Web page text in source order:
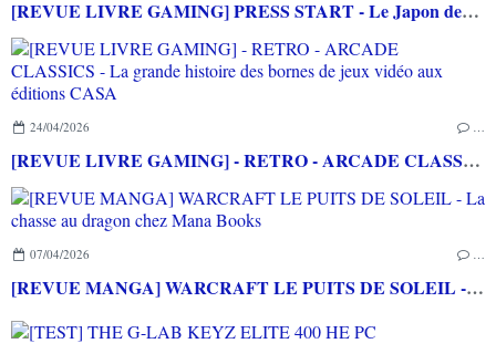
[REVUE LIVRE GAMING] PRESS START - Le Japon des jeux vidéo aux éditions NUINUI
24/04/2026 …
[REVUE LIVRE GAMING] - RETRO - ARCADE CLASSICS - La grande histoire des bornes de jeux vidéo aux éditions CASA
07/04/2026 …
[REVUE MANGA] WARCRAFT LE PUITS DE SOLEIL - La chasse au dragon chez Mana Books